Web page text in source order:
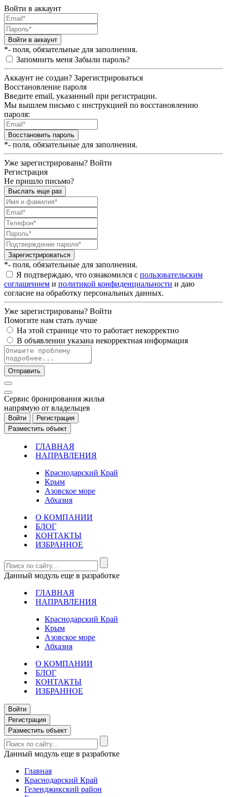
Войти в аккаунт
Войти в аккаунт
*- поля, обязательные для заполнения.
Запомнить меня Забыли пароль?
Аккаунт не создан? Зарегистрироваться
Восстановление пароля
Введите email, указанный при регистрации.
Мы вышлем письмо с инструкцией по восстановлению
пароля:
Восстановить пароль
*- поля, обязательные для заполнения.
Уже зарегистрированы? Войти
Регистрация
Не пришло письмо?
Выслать еще раз
Зарегистрироваться
*- поля, обязательные для заполнения.
Я подтверждаю, что ознакомился с пользовательским
соглашением и политикой конфиденциальности и даю
согласие на обработку персональных данных.
Уже зарегистрированы? Войти
Помогите нам стать лучше
На этой странице что то работает некорректно
В объявлении указана некорректная информация
Отправить
Cервис бронирования жилья
напрямую от владельцев
Войти
Регистрация
Разместить объект
ГЛАВНАЯ
НАПРАВЛЕНИЯ
Краснодарский Край
Крым
Азовское море
Абхазия
О КОМПАНИИ
БЛОГ
КОНТАКТЫ
ИЗБРАННОЕ
Данный модуль еще в разработке
ГЛАВНАЯ
НАПРАВЛЕНИЯ
Краснодарский Край
Крым
Азовское море
Абхазия
О КОМПАНИИ
БЛОГ
КОНТАКТЫ
ИЗБРАННОЕ
Войти
Регистрация
Разместить объект
Данный модуль еще в разработке
Главная
Краснодарский Край
Геленджикский район